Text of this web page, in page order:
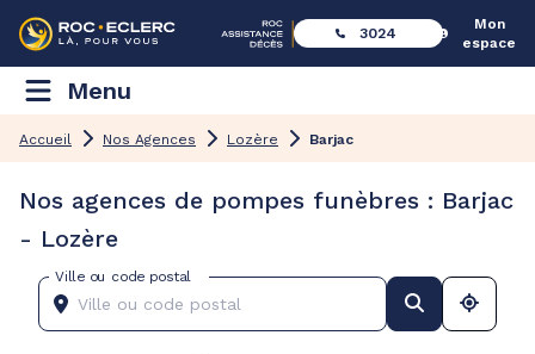
3024
Mon
espace
Menu
Accueil Nos Agences Lozère Barjac
Nos agences de pompes funèbres : Barjac
- Lozère
Ville ou code postal